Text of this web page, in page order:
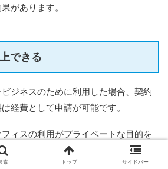
があります。
できる
ジネスのために利用した場合、契約
経費として申請が可能です。
ィスの利用がプライベートな目的を
部分は経費として申請することがで
索 トップ サイドバー